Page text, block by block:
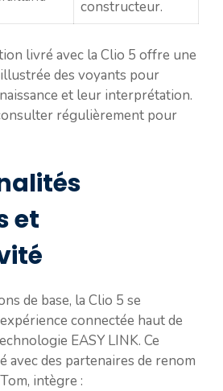
constructeur.
livré avec la Clio 5 offre une
des voyants pour
et leur interprétation.
régulièrement pour
et
de base, la Clio 5 se
connectée haut de
EASY LINK. Ce
avec des partenaires de renom
intègre :